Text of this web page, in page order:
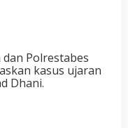
Polrestabes
kasus ujaran
Dhani.